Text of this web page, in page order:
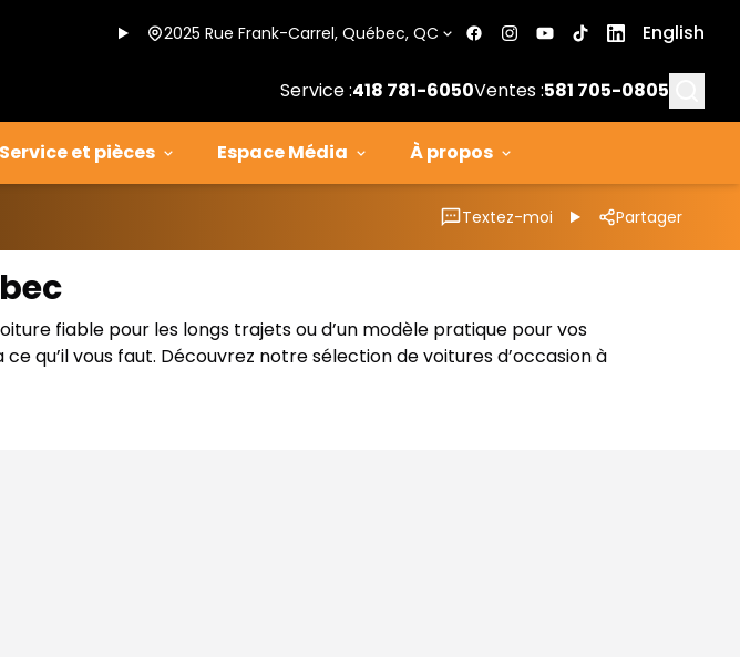
2025 Rue Frank-Carrel, Québec, QC English
Service :418 781-6050Ventes :581 705-0805
Service et pièces Espace Média À propos
Textez-moi Partager
fiable pour les longs trajets ou d’un modèle pratique pour vos
qu’il vous faut. Découvrez notre sélection de voitures d’occasion à